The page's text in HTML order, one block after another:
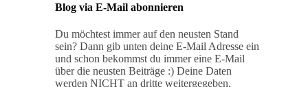
Blog via E-Mail abonnieren
Du möchtest immer auf den neusten Stand
sein? Dann gib unten deine E-Mail Adresse ein
und schon bekommst du immer eine E-Mail
über die neusten Beiträge :) Deine Daten
werden NICHT an dritte weitergegeben,